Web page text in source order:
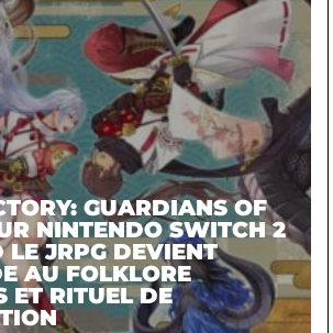
GUARDIANS OF
NINTENDO SWITCH 2
JRPG DEVIENT
AU FOLKLORE
ET RITUEL DE